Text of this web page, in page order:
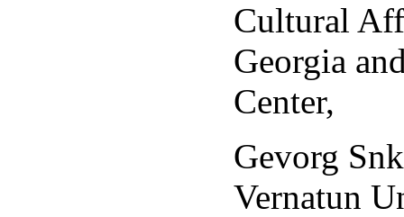
Cultural
Georgia
Center,
Gevorg
Vernatun